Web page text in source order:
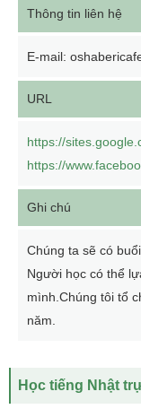
Thông tin liên hệ
E-mail:
URL
https://
https://
Ghi chú
Chúng ta sẽ có
Người học có thể
mình.Chúng tôi tổ
năm.
Học tiếng Nhật